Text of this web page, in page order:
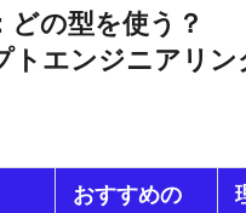
どの型を使う？
トエンジニアリ
おすすめの